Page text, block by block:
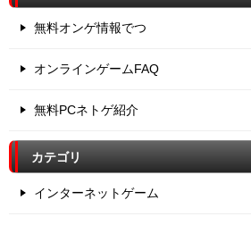
無料オンゲ情報でつ
オンラインゲームFAQ
無料PCネトゲ紹介
カテゴリ
インターネットゲーム